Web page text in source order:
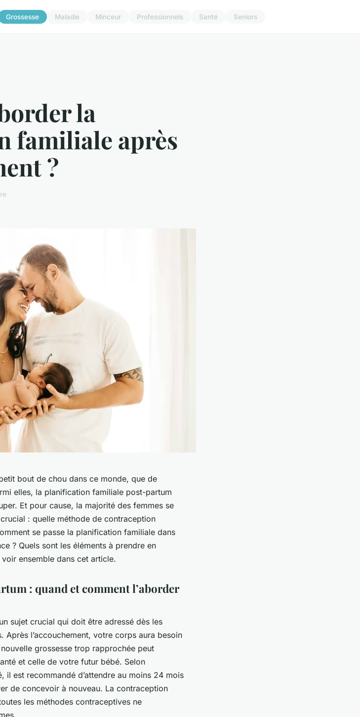
Grossesse Maladie Minceur Professionnels Santé Seniors
la
familiale après
?
bout de chou dans ce monde, que de
elles, la planification familiale post-partum
Et pour cause, la majorité des femmes se
: quelle méthode de contraception
se passe la planification familiale dans
? Quels sont les éléments à prendre en
ensemble dans cet article.
: quand et comment l’aborder
sujet crucial qui doit être adressé dès les
Après l’accouchement, votre corps aura besoin
grossesse trop rapprochée peut
et celle de votre futur bébé. Selon
il est recommandé d’attendre au moins 24 mois
de concevoir à nouveau. La contraception
les méthodes contraceptives ne